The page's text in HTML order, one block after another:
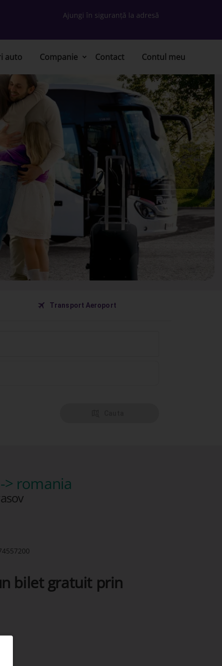
Ajungi în siguranță la adresă
auto Companie Contact Contul meu
󰀝 Transport Aeroport
romania
bilet gratuit prin